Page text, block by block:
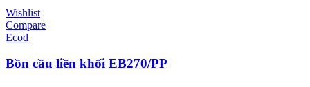
Wishlist
Compare
Ecod
Bồn cầu liền khối EB270/PP